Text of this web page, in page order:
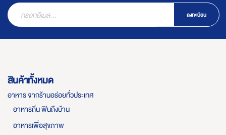
ลงทะเบียน
สินค้าทั้งหมด
อาหาร จากร้านอร่อยทั่วประเทศ
อาหารถิ่น ฟินถึงบ้าน
อาหารเพื่อสุขภาพ